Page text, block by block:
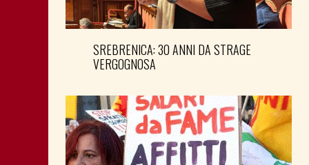
SREBRENICA: 30 ANNI DA STRAGE
VERGOGNOSA